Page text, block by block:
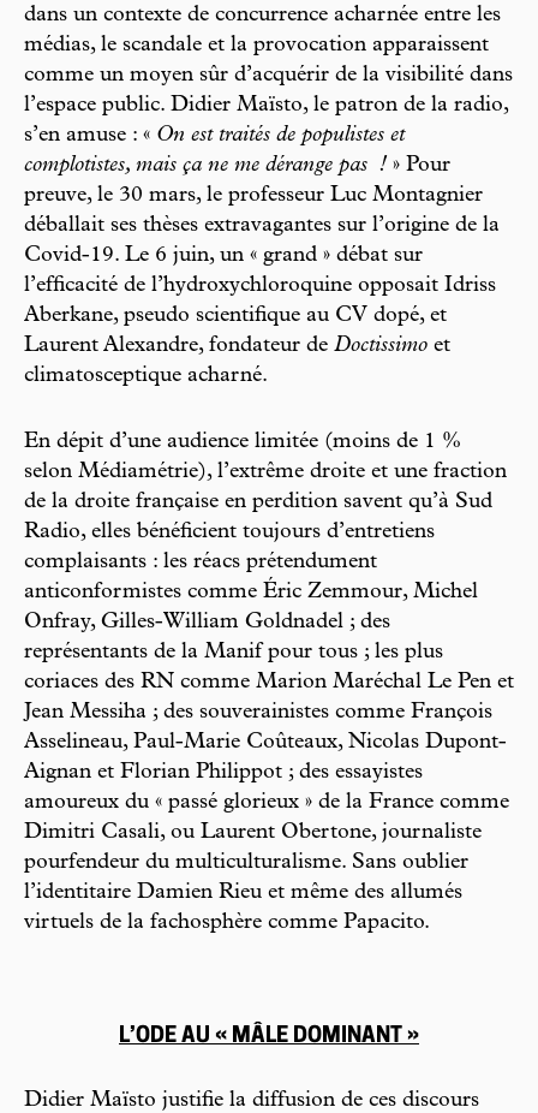
dans un contexte de concurrence acharnée entre les
médias, le scandale et la provocation apparaissent
comme un moyen sûr d’acquérir de la visibilité dans
l’espace public. Didier Maïsto, le patron de la radio,
s’en amuse : « On est traités de populistes et
complotistes, mais ça ne me dérange pas ! » Pour
preuve, le 30 mars, le professeur Luc Montagnier
déballait ses thèses extravagantes sur l’origine de la
Covid-19. Le 6 juin, un « grand » débat sur
l’efficacité de l’hydroxychloroquine opposait Idriss
Aberkane, pseudo scientifique au CV dopé, et
Laurent Alexandre, fondateur de Doctissimo et
climatosceptique acharné.
En dépit d’une audience limitée (moins de 1 %
selon Médiamétrie), l’extrême droite et une fraction
de la droite française en perdition savent qu’à Sud
Radio, elles bénéficient toujours d’entretiens
complaisants : les réacs prétendument
anticonformistes comme Éric Zemmour, Michel
Onfray, Gilles-William Goldnadel ; des
représentants de la Manif pour tous ; les plus
coriaces des RN comme Marion Maréchal Le Pen et
Jean Messiha ; des souverainistes comme François
Asselineau, Paul-Marie Coûteaux, Nicolas Dupont-
Aignan et Florian Philippot ; des essayistes
amoureux du « passé glorieux » de la France comme
Dimitri Casali, ou Laurent Obertone, journaliste
pourfendeur du multiculturalisme. Sans oublier
l’identitaire Damien Rieu et même des allumés
virtuels de la fachosphère comme Papacito.
L’ODE AU « MÂLE DOMINANT »
Didier Maïsto justifie la diffusion de ces discours